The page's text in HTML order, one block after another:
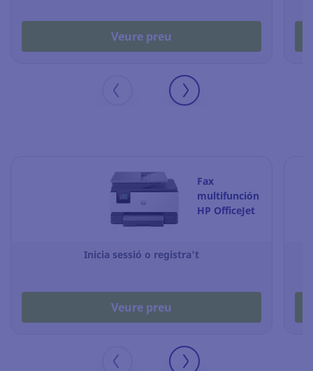
Veure preu
Fax
multifunción
HP OfficeJet
Inicia sessió o registra't
Veure preu